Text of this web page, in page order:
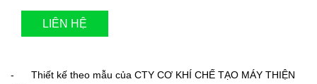
LIÊN HỆ
- Thiết kế theo mẫu của CTY CƠ KHÍ CHẾ TẠO MÁY THIỆN